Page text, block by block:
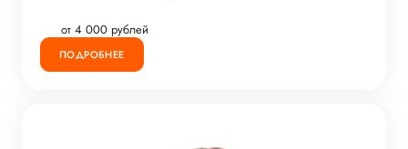
от 4 000 рублей
ПОДРОБНЕЕ